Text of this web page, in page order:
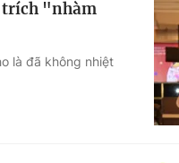
trích "nhàm
là đã không nhiệt